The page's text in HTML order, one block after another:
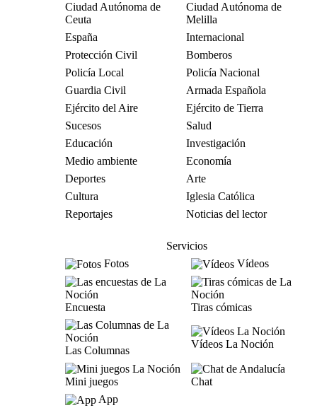
Ciudad Autónoma de
Ceuta
Ciudad Autónoma de
Melilla
España
Internacional
Protección Civil
Bomberos
Policía Local
Policía Nacional
Guardia Civil
Armada Española
Ejército del Aire
Ejército de Tierra
Sucesos
Salud
Educación
Investigación
Medio ambiente
Economía
Deportes
Arte
Cultura
Iglesia Católica
Reportajes
Noticias del lector
Servicios
Fotos
Vídeos
Encuesta Tiras cómicas
Las Columnas
Vídeos La Noción
Mini juegos
Chat
App